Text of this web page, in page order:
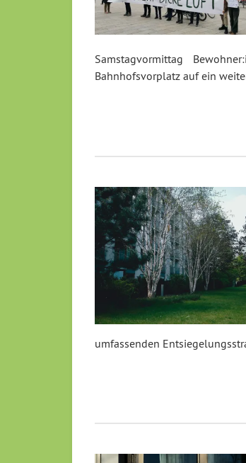
Samstagvormittag
Bahnhofsvorplatz auf ein
umfassenden